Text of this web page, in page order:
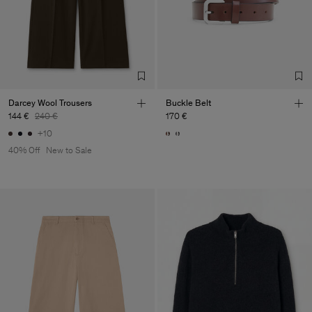
Factory
Sub Contractor
Pedro Portuguesa - Fábrica
Portugal
Darcey Wool Trousers
144 € 240 €
+10
40% Off
New to Sale
Buckle Belt
170 €